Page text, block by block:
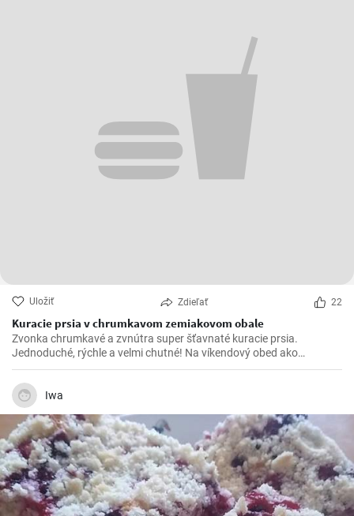
Uložiť Zdieľať 22
Kuracie prsia v chrumkavom zemiakovom obale
Zvonka chrumkavé a zvnútra super šťavnaté kuracie prsia.
Jednoduché, rýchle a velmi chutné! Na víkendový obed ako
stvorené 😍
Iwa